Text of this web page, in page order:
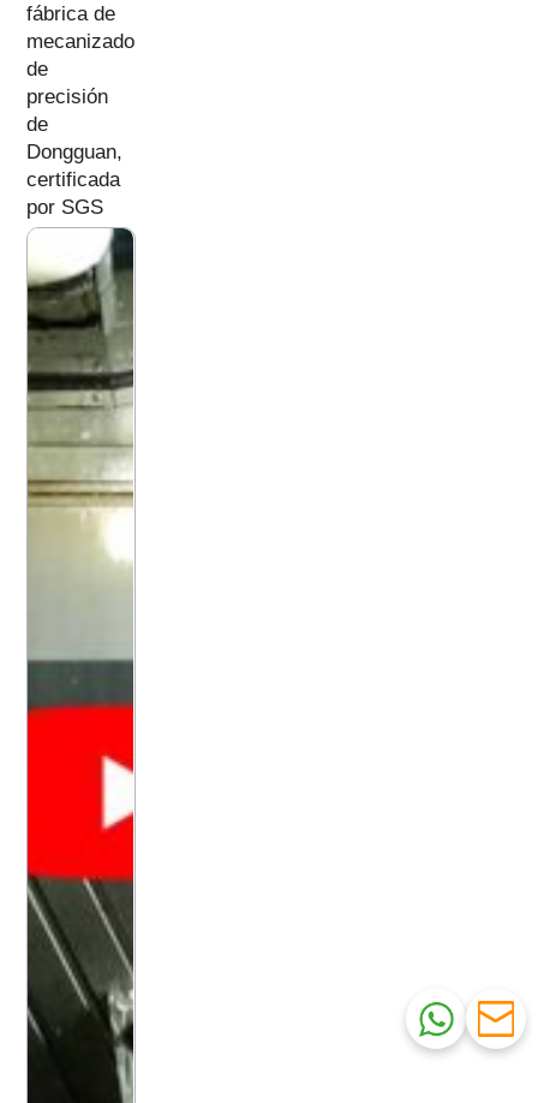
fábrica de
mecanizado
de
precisión
de
Dongguan,
certificada
por SGS